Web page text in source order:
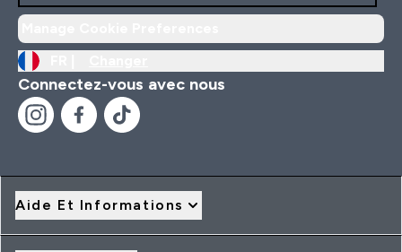
Connectez-vous avec nous
Aide Et Informations